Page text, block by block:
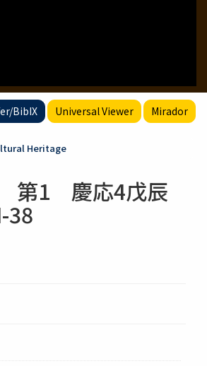
BibIX Universal Viewer Mirador
Heritage
第1 慶応4戊辰
38